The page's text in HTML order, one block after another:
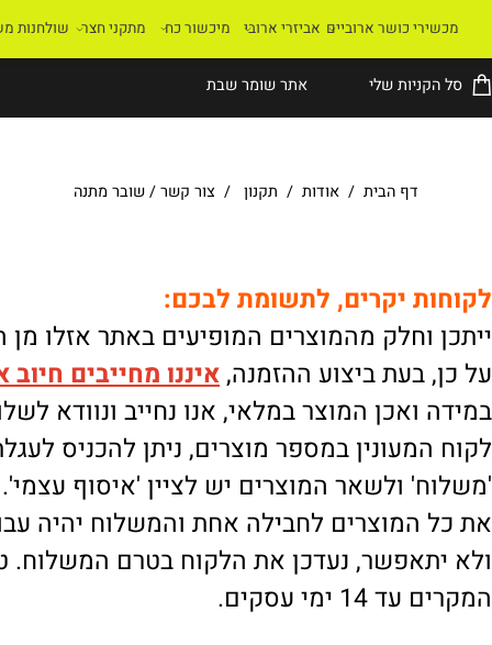
שלי אתר שומר שבת
דף הבית/אודות /תקנון /צור קשר/ שובר מתנה
כושר ארוביים אביזרי ארובי מיכשור כח מתקני חצר שולחנות משחק
יקרים, לתשומת לבכם:
וחלק מהמוצרים המופיעים באתר אזלו מן
בעת ביצוע ההזמנה,איננומחייבים חיוב
המוצר במלאי, אנו נחייב ונוודא לשלוח.
במספר מוצרים, ניתן להכניס לעגלת
ולשאר המוצרים יש לציין 'איסוף עצמי'.
לחבילה אחת והמשלוח יהיה עבור
נעדכן את הלקוח בטרם המשלוח. טיפול
עסקים.